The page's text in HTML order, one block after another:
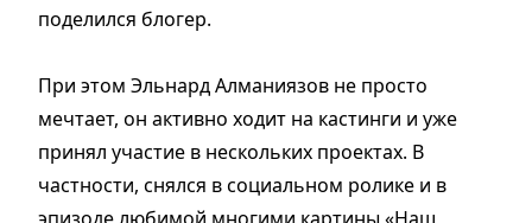
поделился блогер.
При этом Эльнард Алманиязов не просто
мечтает, он активно ходит на кастинги и уже
принял участие в нескольких проектах. В
частности, снялся в социальном ролике и в
эпизоде любимой многими картины «Наш